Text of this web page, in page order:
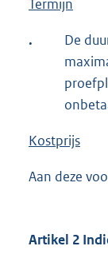
Termijn
.
De
Kostprijs
Aan deze
Artikel 2